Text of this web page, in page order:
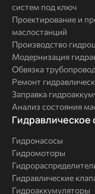
систем под ключ
Проектирование и
маслостанций
Производство
Модернизация
Обвязка
Ремонт
Заправка
Анализ состояния
Комплексные
Гидравлическое
Гидронасосы
Гидромоторы
Гидравлические
Гидроаккумуляторы